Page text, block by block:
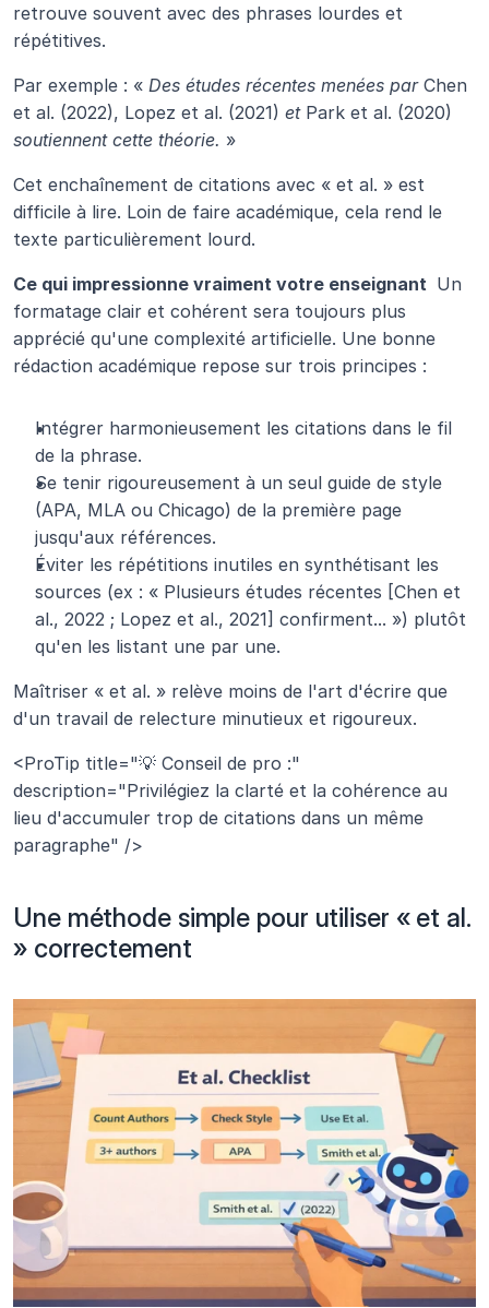
retrouve souvent avec des phrases lourdes et
répétitives.
Par exemple : « Des études récentes menées par Chen
et al. (2022), Lopez et al. (2021) et
soutiennent cette théorie. »
Cet enchaînement de citations avec « et al. » est
difficile à lire. Loin de faire académique, cela rend le
texte particulièrement lourd.
Ce qui impressionne vraiment votre enseignant Un
formatage clair et cohérent sera toujours plus
apprécié qu'une complexité artificielle. Une bonne
rédaction académique repose sur trois principes :
Intégrer harmonieusement les citations dans le fil
de la phrase.
Se tenir rigoureusement à un seul guide de style
(APA, MLA ou Chicago) de la première page
jusqu'aux références.
Éviter les répétitions inutiles en synthétisant les
sources (ex : « Plusieurs études récentes [Chen et
al., 2022 ; Lopez et al., 2021] confirment... ») plutôt
qu'en les listant une par une.
Maîtriser « et al. » relève moins de l'art d'écrire que
d'un travail de relecture minutieux et rigoureux.
<ProTip title="💡 Conseil de pro :"
description="Privilégiez la clarté et la cohérence au
lieu d'accumuler trop de citations dans un même
paragraphe" />
Une méthode simple pour utiliser « et al.
» correctement